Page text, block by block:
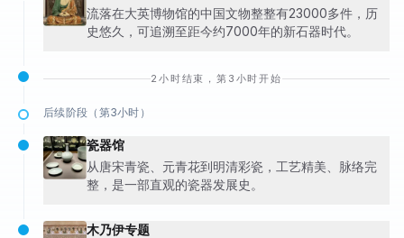
流落在大英博物馆的中国文物整整有23000多件，历
史悠久，可追溯至距今约7000年的新石器时代。
2小时结束，第3小时开始
后续阶段（第3小时）
瓷器馆
从唐宋青瓷、元青花到明清彩瓷，工艺精美、脉络完
整，是一部直观的瓷器发展史。
木乃伊专题